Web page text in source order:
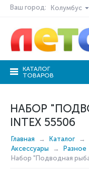
Ваш город: Колумбус
КАТАЛОГ
ТОВАРОВ
НАБОР
INTEX 55506
Главная Каталог
Аксессуары
Разное
Набор "Подводная